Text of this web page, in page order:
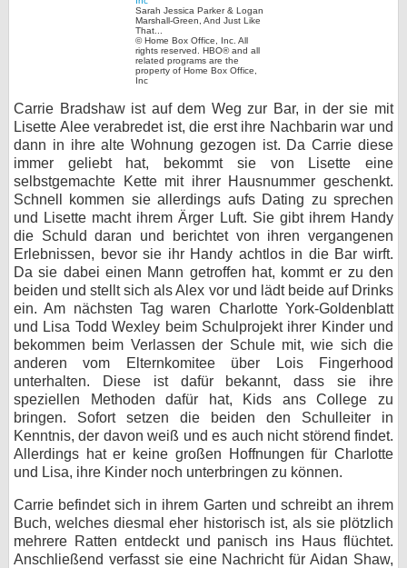
Sarah Jessica Parker & Logan
Marshall-Green, And Just Like
That...
© Home Box Office, Inc. All
rights reserved. HBO® and all
related programs are the
property of Home Box Office,
Inc
Carrie Bradshaw ist auf dem Weg zur Bar, in der sie mit
Lisette Alee verabredet ist, die erst ihre Nachbarin war und
dann in ihre alte Wohnung gezogen ist. Da Carrie diese
immer geliebt hat, bekommt sie von Lisette eine
selbstgemachte Kette mit ihrer Hausnummer geschenkt.
Schnell kommen sie allerdings aufs Dating zu sprechen
und Lisette macht ihrem Ärger Luft. Sie gibt ihrem Handy
die Schuld daran und berichtet von ihren vergangenen
Erlebnissen, bevor sie ihr Handy achtlos in die Bar wirft.
Da sie dabei einen Mann getroffen hat, kommt er zu den
beiden und stellt sich als Alex vor und lädt beide auf Drinks
ein. Am nächsten Tag waren Charlotte York-Goldenblatt
und Lisa Todd Wexley beim Schulprojekt ihrer Kinder und
bekommen beim Verlassen der Schule mit, wie sich die
anderen vom Elternkomitee über Lois Fingerhood
unterhalten. Diese ist dafür bekannt, dass sie ihre
speziellen Methoden dafür hat, Kids ans College zu
bringen. Sofort setzen die beiden den Schulleiter in
Kenntnis, der davon weiß und es auch nicht störend findet.
Allerdings hat er keine großen Hoffnungen für Charlotte
und Lisa, ihre Kinder noch unterbringen zu können.
Carrie befindet sich in ihrem Garten und schreibt an ihrem
Buch, welches diesmal eher historisch ist, als sie plötzlich
mehrere Ratten entdeckt und panisch ins Haus flüchtet.
Anschließend verfasst sie eine Nachricht für Aidan Shaw,
Desktop-Ansicht
myFanbase